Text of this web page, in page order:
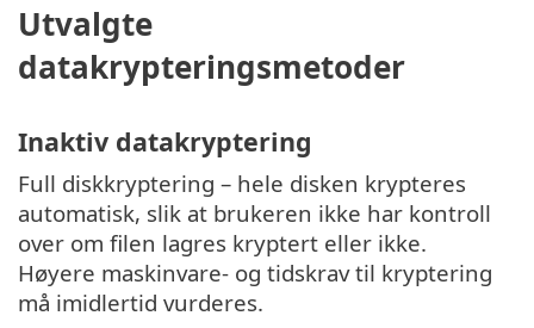
Utvalgte
datakrypteringsmetoder
Inaktiv datakryptering
Full diskkryptering – hele disken krypteres
automatisk, slik at brukeren ikke har kontroll
over om filen lagres kryptert eller ikke.
Høyere maskinvare- og tidskrav til kryptering
må imidlertid vurderes.